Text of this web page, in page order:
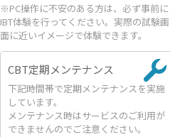
※PC操作に不安のある方は、必ず事前に
IBT体験を行ってください。実際の試験画
面に近いイメージで体験できます。
CBT定期メンテナンス
下記時間帯で定期メンテナンスを実施
しています。
メンテナンス時はサービスのご利用が
できませんのでご注意ください。